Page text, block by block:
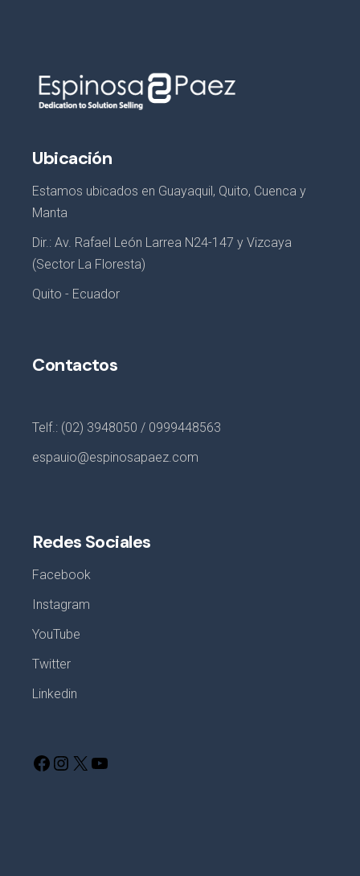
Ubicación
Estamos ubicados en Guayaquil, Quito, Cuenca y
Manta
Dir.: Av. Rafael León Larrea N24-147 y Vizcaya
(Sector La Floresta)
Quito - Ecuador
Contactos
Telf.: (02) 3948050 / 0999448563
espauio@espinosapaez.com
Redes Sociales
Facebook
Instagram
YouTube
Twitter
Linkedin